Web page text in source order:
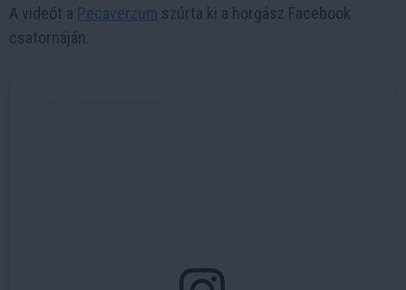
A videót a Pecaverzum szúrta ki a horgász Facebook
csatornáján.